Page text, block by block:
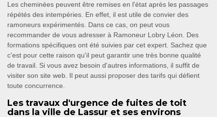
Les cheminées peuvent être remises en l'état après les passages
répétés des intempéries. En effet, il est utile de convier des
ramoneurs expérimentés. Dans ce cas, on peut vous
recommander de vous adresser à Ramoneur Lobry Léon. Des
formations spécifiques ont été suivies par cet expert. Sachez que
c'est pour cette raison qu'il peut garantir une très bonne qualité
de travail. Si vous avez besoin d'autres informations, il suffit de
visiter son site web. Il peut aussi proposer des tarifs qui défient
toute concurrence.
Les travaux d'urgence de fuites de toit
dans la ville de Lassur et ses environs